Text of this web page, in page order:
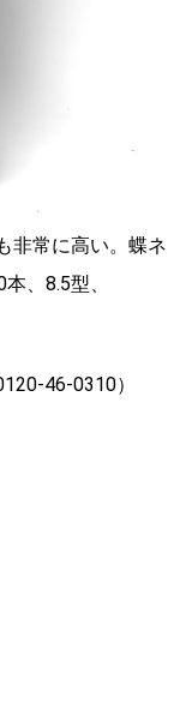
非常に高い。蝶ネ
、8.5型、
46-0310）